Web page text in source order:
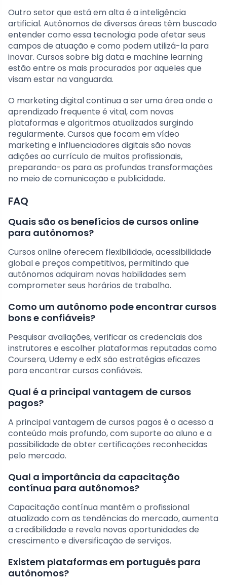
Outro setor que está em alta é a inteligência
artificial. Autônomos de diversas áreas têm buscado
entender como essa tecnologia pode afetar seus
campos de atuação e como podem utilizá-la para
inovar. Cursos sobre big data e machine learning
estão entre os mais procurados por aqueles que
visam estar na vanguarda.
O marketing digital continua a ser uma área onde o
aprendizado frequente é vital, com novas
plataformas e algoritmos atualizados surgindo
regularmente. Cursos que focam em vídeo
marketing e influenciadores digitais são novas
adições ao currículo de muitos profissionais,
preparando-os para as profundas transformações
no meio de comunicação e publicidade.
FAQ
Quais são os benefícios de cursos online
para autônomos?
Cursos online oferecem flexibilidade, acessibilidade
global e preços competitivos, permitindo que
autônomos adquiram novas habilidades sem
comprometer seus horários de trabalho.
Como um autônomo pode encontrar cursos
bons e confiáveis?
Pesquisar avaliações, verificar as credenciais dos
instrutores e escolher plataformas reputadas como
Coursera, Udemy e edX são estratégias eficazes
para encontrar cursos confiáveis.
Qual é a principal vantagem de cursos
pagos?
A principal vantagem de cursos pagos é o acesso a
conteúdo mais profundo, com suporte ao aluno e a
possibilidade de obter certificações reconhecidas
pelo mercado.
Qual a importância da capacitação
contínua para autônomos?
Capacitação contínua mantém o profissional
atualizado com as tendências do mercado, aumenta
a credibilidade e revela novas oportunidades de
crescimento e diversificação de serviços.
Existem plataformas em português para
autônomos?